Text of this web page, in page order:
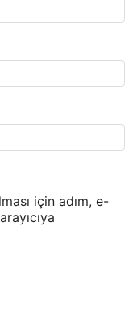
için adım, e-